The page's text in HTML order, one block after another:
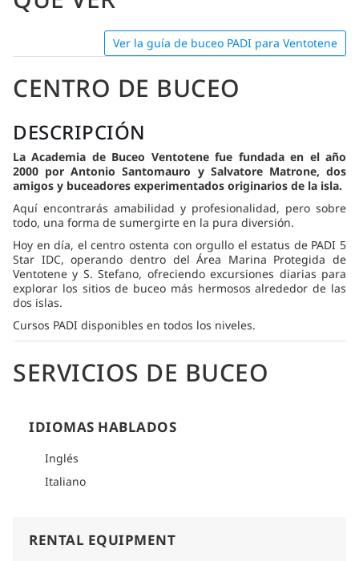
Ver la guía de buceo PADI para Ventotene
CENTRO DE BUCEO
DESCRIPCIÓN
La Academia de Buceo Ventotene fue fundada en el año
2000 por Antonio Santomauro y Salvatore Matrone, dos
amigos y buceadores experimentados originarios de la isla.
Aquí encontrarás amabilidad y profesionalidad, pero sobre
todo, una forma de sumergirte en la pura diversión.
Hoy en día, el centro ostenta con orgullo el estatus de PADI 5
Star IDC, operando dentro del Área Marina Protegida de
Ventotene y S. Stefano, ofreciendo excursiones diarias para
explorar los sitios de buceo más hermosos alrededor de las
dos islas.
Cursos PADI disponibles en todos los niveles.
SERVICIOS DE BUCEO
IDIOMAS HABLADOS
Inglés
Italiano
RENTAL EQUIPMENT